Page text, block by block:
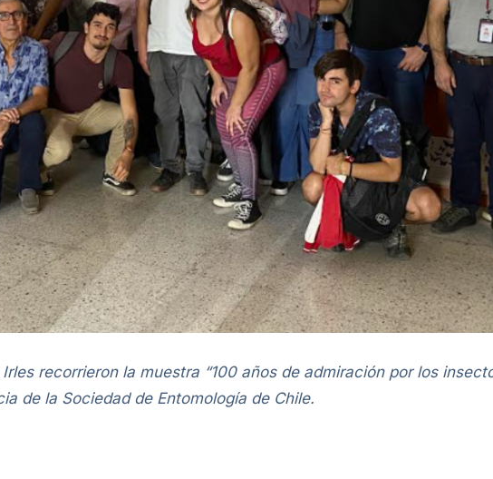
recorrieron la muestra “100 años de admiración por los
de la Sociedad de Entomología de Chile.